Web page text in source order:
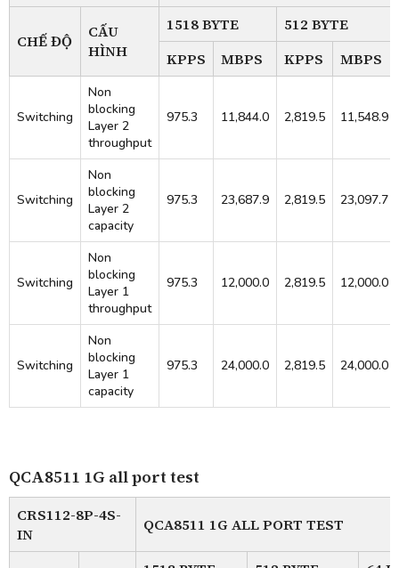
CHẾ ĐỘ
CẤU
HÌNH
1518 BYTE
512 BYTE
KPPS
MBPS KPPS MBPS
Switching
Non
blocking
Layer 2
throughput
975.3 11,844.0 2,819.5 11,548.9
Switching
Non
blocking
Layer 2
capacity
975.3 23,687.9 2,819.5 23,097.7
Switching
Non
blocking
Layer 1
throughput
975.3 12,000.0 2,819.5 12,000.0
Switching
Non
blocking
Layer 1
capacity
975.3 24,000.0 2,819.5 24,000.0
QCA8511 1G all port test
CRS112-8P-4S-
IN
QCA8511 1G ALL PORT TEST